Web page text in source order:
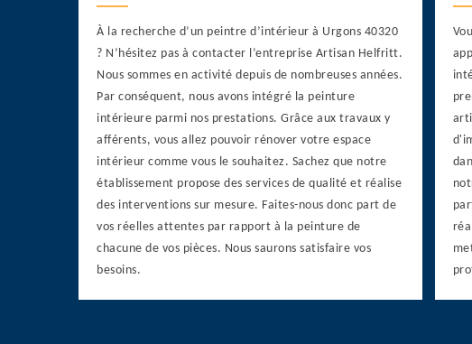
À la recherche d’un peintre d’intérieur à Urgons 40320
? N’hésitez pas à contacter l’entreprise Artisan Helfritt.
Nous sommes en activité depuis de nombreuses années.
Par conséquent, nous avons intégré la peinture
intérieure parmi nos prestations. Grâce aux travaux y
afférents, vous allez pouvoir rénover votre espace
intérieur comme vous le souhaitez. Sachez que notre
établissement propose des services de qualité et réalise
des interventions sur mesure. Faites-nous donc part de
vos réelles attentes par rapport à la peinture de
chacune de vos pièces. Nous saurons satisfaire vos
besoins.